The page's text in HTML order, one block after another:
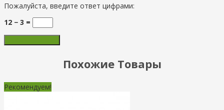
Пожалуйста, введите ответ цифрами:
12 − 3 =
Похожие Товары
Рекомендуем!